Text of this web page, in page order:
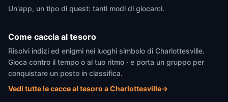
Un'app, un tipo di quest: tanti modi di giocarci.
Come caccia al tesoro
Risolvi indizi ed enigmi nei luoghi simbolo di Charlottesville.
Gioca contro il tempo o al tuo ritmo · e porta un gruppo per
conquistare un posto in classifica.
Vedi tutte le cacce al tesoro a Charlottesville→